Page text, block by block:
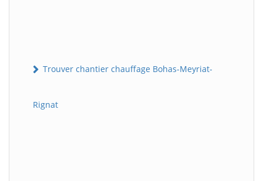
Trouver chantier chauffage Bohas-Meyriat-
Rignat